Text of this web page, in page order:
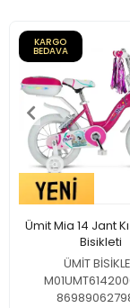
KARGO
BEDAVA
Ümit Mia 14 Jant
Bisikleti
ÜMİT